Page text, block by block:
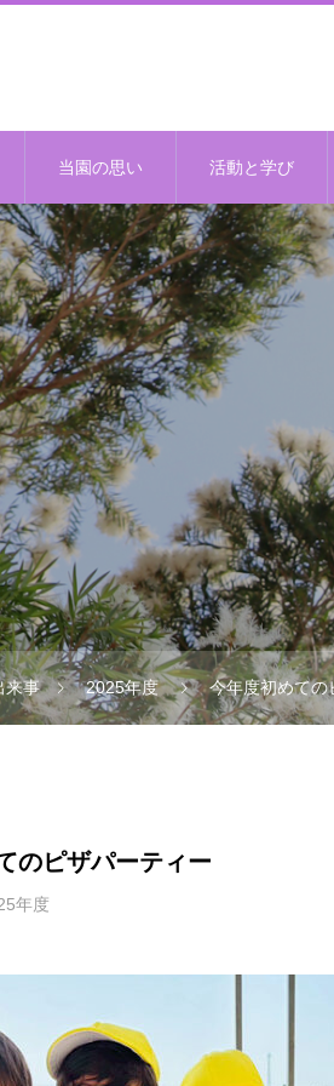
当園の思い 活動と学び
来事 2025年度 今年度初めての
のピザパーティー
年度